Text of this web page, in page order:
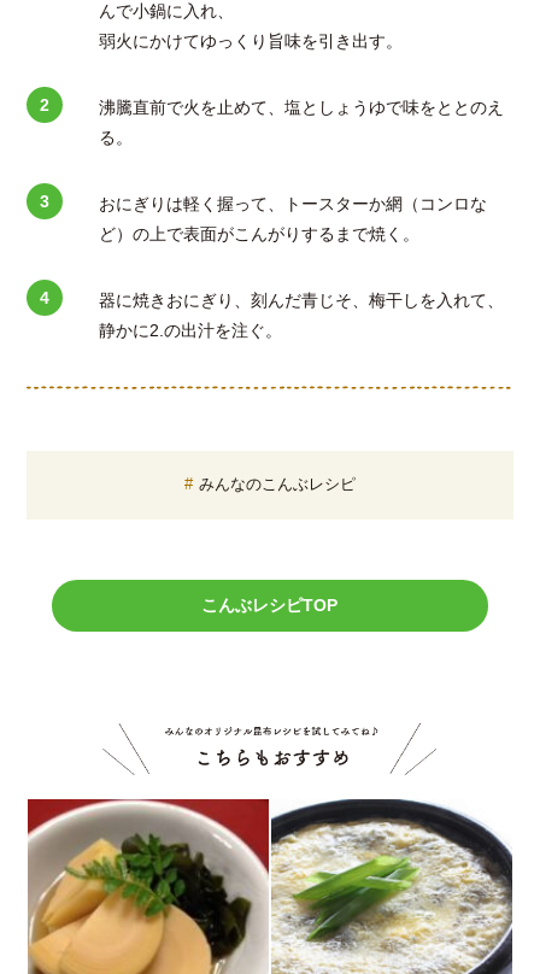
んで小鍋に入れ、
弱火にかけてゆっくり旨味を引き出す。
沸騰直前で火を止めて、塩としょうゆで味をととのえ
る。
おにぎりは軽く握って、トースターか網（コンロな
ど）の上で表面がこんがりするまで焼く。
器に焼きおにぎり、刻んだ青じそ、梅干しを入れて、
静かに2.の出汁を注ぐ。
みんなのこんぶレシピ
こんぶレシピTOP